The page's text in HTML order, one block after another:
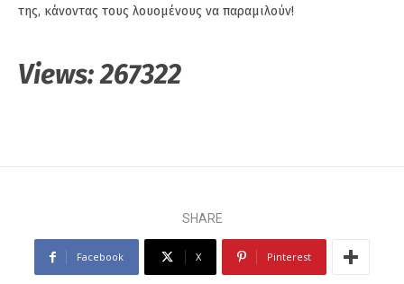
της, κάνοντας τους λουομένους να παραμιλούν!
Views:267322
SHARE
Facebook X Pinterest